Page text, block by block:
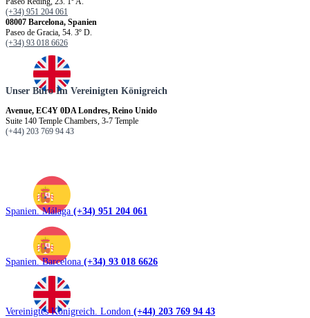
(+34) 951 204 061
08007 Barcelona, Spanien
Paseo de Gracia, 54. 3º D.
(+34) 93 018 6626
Unser Büro Im Vereinigten Königreich
Avenue, EC4Y 0DA Londres, Reino Unido
Suite 140 Temple Chambers, 3-7 Temple
(+44) 203 769 94 43
Spanien. Málaga (+34) 951 204 061
Spanien. Barcelona (+34) 93 018 6626
Vereinigtes Königreich. London (+44) 203 769 94 43